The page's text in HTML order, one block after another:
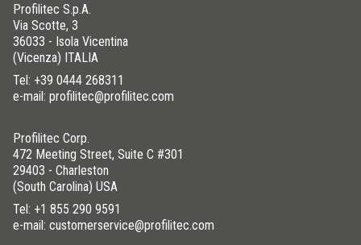
Profilitec S.p.A.
Via Scotte, 3
36033 - Isola Vicentina
(Vicenza) ITALIA
Tel: +39 0444 268311
e-mail: profilitec@profilitec.com
Profilitec Corp.
472 Meeting Street, Suite C #301
29403 - Charleston
(South Carolina) USA
Tel: +1 855 290 9591
e-mail: customerservice@profilitec.com